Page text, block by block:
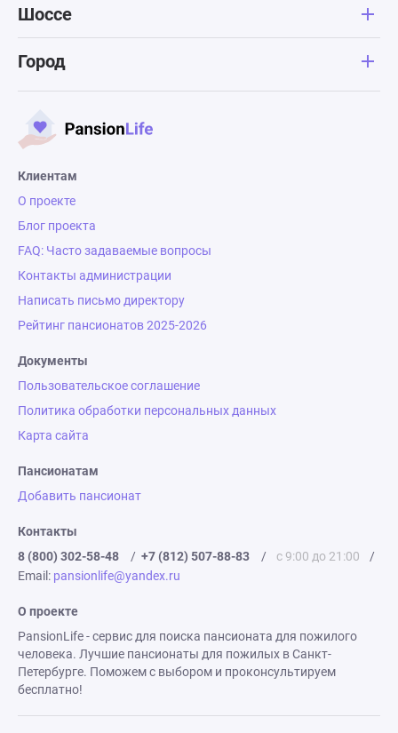
Шоссе
Город
Клиентам
О проекте
Блог проекта
FAQ: Часто задаваемые вопросы
Контакты администрации
Написать письмо директору
Рейтинг пансионатов 2025-2026
Документы
Пользовательское соглашение
Политика обработки персональных данных
Карта сайта
Пансионатам
Добавить пансионат
Контакты
8 (800) 302-58-48
/ +7 (812) 507-88-83 / с 9:00 до 21:00
/
Email: pansionlife@yandex.ru
О проекте
PansionLife - сервис для поиска пансионата для пожилого
человека. Лучшие пансионаты для пожилых в Санкт-
Петербурге. Поможем с выбором и проконсультируем
бесплатно!